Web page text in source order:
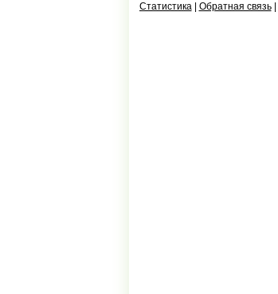
Статистика Обратная связь|